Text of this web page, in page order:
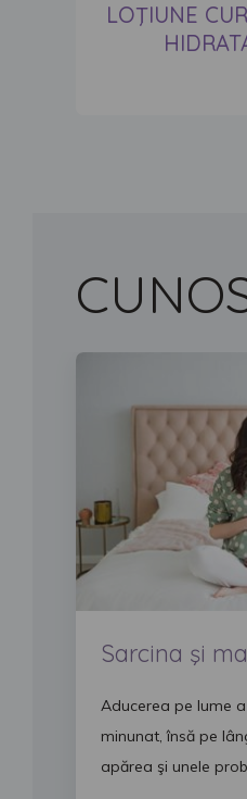
LOŢIUNE
Sarcina şi
Aducerea pe lume
minunat, însă pe
apărea şi unele